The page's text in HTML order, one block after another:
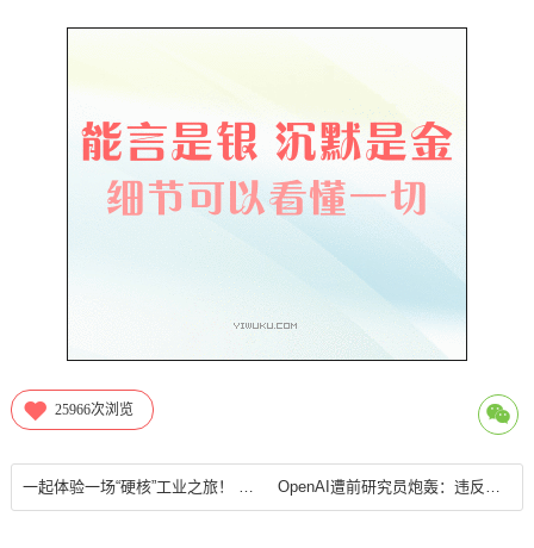
25966次浏览
一起体验一场“硬核”工业之旅！ 2024中国（福州）工业博览会8月27日盛大开幕！ OpenAI遭前研究员炮轰：违反版权法 破坏互联网